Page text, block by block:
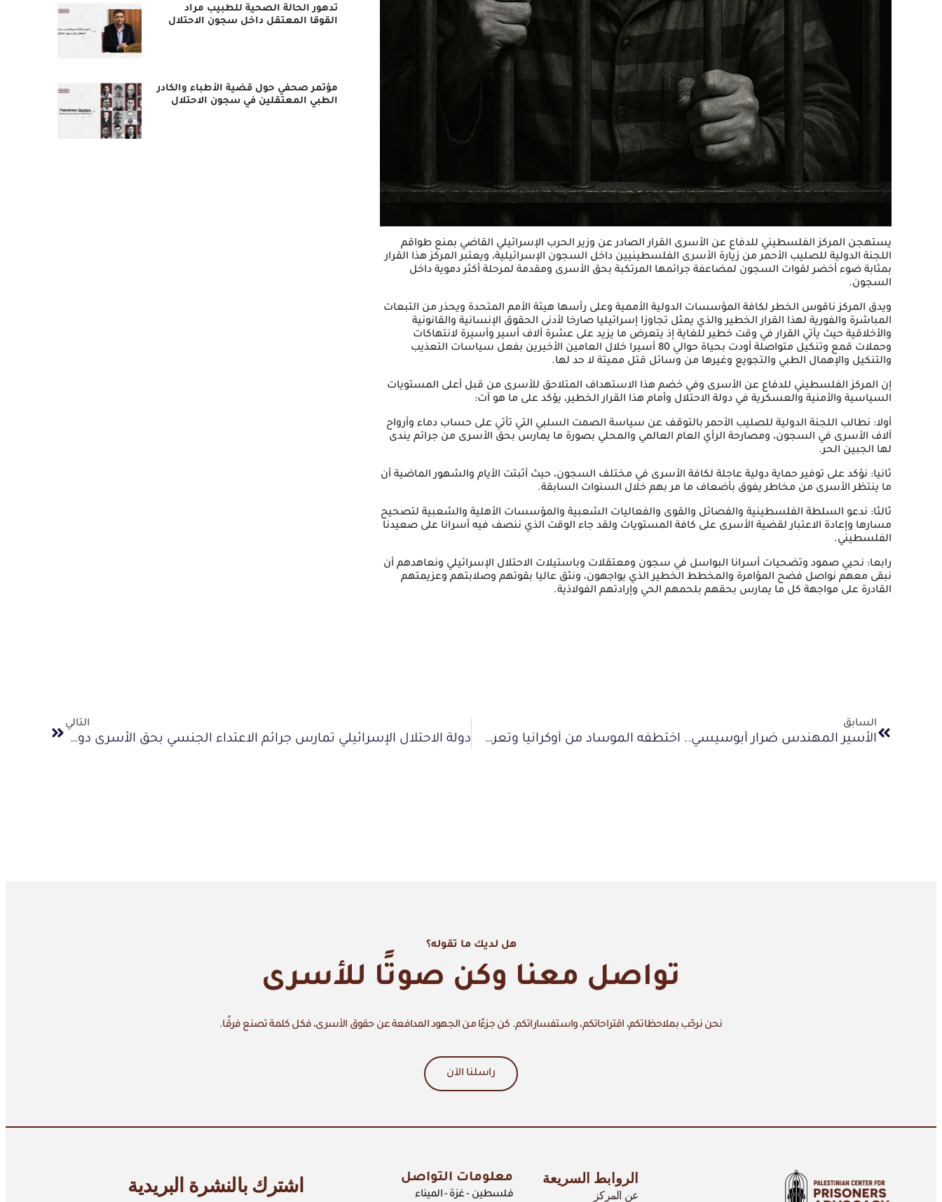
يستهجن المركز الفلسطيني للدفاع عن الأسرى القرار الصادر عن وزير الحرب الإسرائيلي القاضي بمنع طواقم
اللجنة الدولية للصليب الأحمر من زيارة الأسرى الفلسطينيين داخل السجون الإسرائيلية، ويعتبر المركز هذا القرار
بمثابة ضوء أخضر لقوات السجون لمضاعفة جرائمها المرتكبة بحق الأسرى ومقدمة لمرحلة أكثر دموية داخل
السجون.
ويدق المركز ناقوس الخطر لكافة المؤسسات الدولية الأممية وعلى رأسها هيئة الأمم المتحدة ويحذر من التبعات
المباشرة والفورية لهذا القرار الخطير والذي يمثل تجاوزا إسرائيليا صارخا لأدنى الحقوق الإنسانية والقانونية
والأخلاقية حيث يأتي القرار في وقت خطير للغاية إذ يتعرض ما يزيد على عشرة آلاف أسير وأسيرة لانتهاكات
وحملات قمع وتنكيل متواصلة أودت بحياة حوالي 80 أسيرا خلال العامين الأخيرين بفعل سياسات التعذيب
والتنكيل والإهمال الطبي والتجويع وغيرها من وسائل قتل مميتة لا حد لها.
إن المركز الفلسطيني للدفاع عن الأسرى وفي خضم هذا الاستهداف المتلاحق للأسرى من قبل أعلى المستويات
السياسية والأمنية والعسكرية في دولة الاحتلال وأمام هذا القرار الخطير، يؤكد على ما هو آت:
أولا: نطالب اللجنة الدولية للصليب الأحمر بالتوقف عن سياسة الصمت السلبي التي تأتي على حساب دماء وأرواح
آلاف الأسرى في السجون، ومصارحة الرأي العام العالمي والمحلي بصورة ما يمارس بحق الأسرى من جرائم يندى
لها الجبين الحر.
ثانيا: نؤكد على توفير حماية دولية عاجلة لكافة الأسرى في مختلف السجون، حيث أثبتت الأيام والشهور الماضية أن
ما ينتظر الأسرى من مخاطر يفوق بأضعاف ما مر بهم خلال السنوات السابقة.
ثالثا: ندعو السلطة الفلسطينية والفصائل والقوى والفعاليات الشعبية والمؤسسات الأهلية والشعبية لتصحيح
مسارها وإعادة الاعتبار لقضية الأسرى على كافة المستويات ولقد جاء الوقت الذي ننصف فيه أسرانا على صعيدنا
الفلسطيني.
رابعا: نحيي صمود وتضحيات أسرانا البواسل في سجون ومعتقلات وباستيلات الاحتلال الإسرائيلي ونعاهدهم أن
نبقى معهم نواصل فضح المؤامرة والمخطط الخطير الذي يواجهون، ونثق عاليا بقوتهم وصلابتهم وعزيمتهم
القادرة على مواجهة كل ما يمارس بحقهم بلحمهم الحي وإرادتهم الفولاذية.
تدهور الحالة الصحية للطبيب مراد
القوقا المعتقل داخل سجون الاحتلال
مؤتمر صحفي حول قضية الأطباء والكادر
الطبي المعتقلين في سجون الاحتلال
السابق
الأسير المهندس ضرار أبوسيسي.. اختطفه الموساد من أوكرانيا وتعرض لتعذيب وعزل قاتل وأفرج عنه في صفقة التبادل إلى غزة
التالي
دولة الاحتلال الإسرائيلي تمارس جرائم الاعتداء الجنسي بحق الأسرى دون اكتراث من المجتمع الدولي وفي ظل تنكر متواصل للقوانين الدولية والإنسانية
هل لديك ما تقوله؟
تواصل معنا وكن صوتًا للأسرى
نحن نرحّب بملاحظاتكم، اقتراحاتكم، واستفساراتكم. كن جزءًا من الجهود المدافعة عن حقوق الأسرى، فكل كلمة تصنع فرقًا.
راسلنا الآن
الروابط السريعة
عن المركز
معلومات التواصل
فلسطين - غزة - الميناء اشترك بالنشرة البريدية